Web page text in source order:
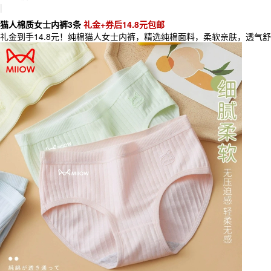
|
猫人棉质女士内裤3条 礼金+券后14.8元包邮
礼金到手14.8元！纯棉猫人女士内裤，精选纯棉面料，柔软亲肤，透气舒